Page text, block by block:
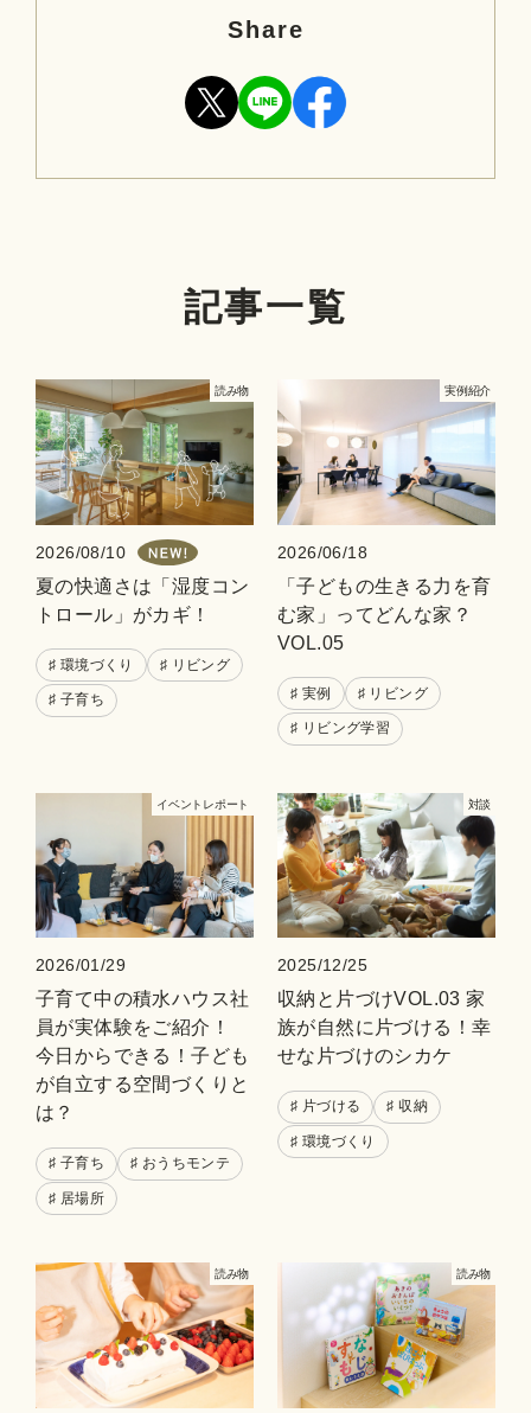
Share
記事一覧
読み物
2026/08/10
夏の快適さは「湿度コン
トロール」がカギ！
♯ 環境づくり ♯ リビング
♯ 子育ち
実例紹介
2026/06/18
「子どもの生きる力を育
む家」ってどんな家？
VOL.05
♯ 実例 ♯ リビング
♯ リビング学習
イベントレポート
2026/01/29
子育て中の積水ハウス社
員が実体験をご紹介！
今日からできる！子ども
が自立する空間づくりと
は？
♯ 子育ち ♯ おうちモンテ
♯ 居場所
対談
2025/12/25
収納と片づけVOL.03 家
族が自然に片づける！幸
せな片づけのシカケ
♯ 片づける ♯ 収納
♯ 環境づくり
読み物 読み物